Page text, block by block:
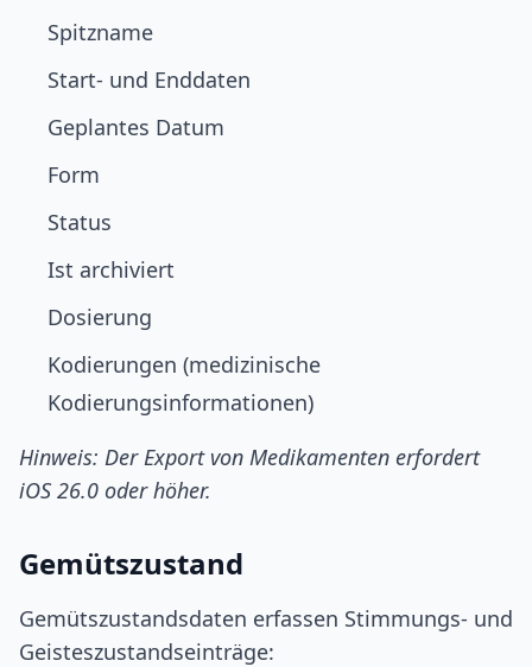
Spitzname
Start- und Enddaten
Geplantes Datum
Form
Status
Ist archiviert
Dosierung
Kodierungen (medizinische
Kodierungsinformationen)
Hinweis: Der Export von Medikamenten erfordert
iOS 26.0 oder höher.
Gemütszustand
Gemütszustandsdaten erfassen Stimmungs- und
Geisteszustandseinträge: